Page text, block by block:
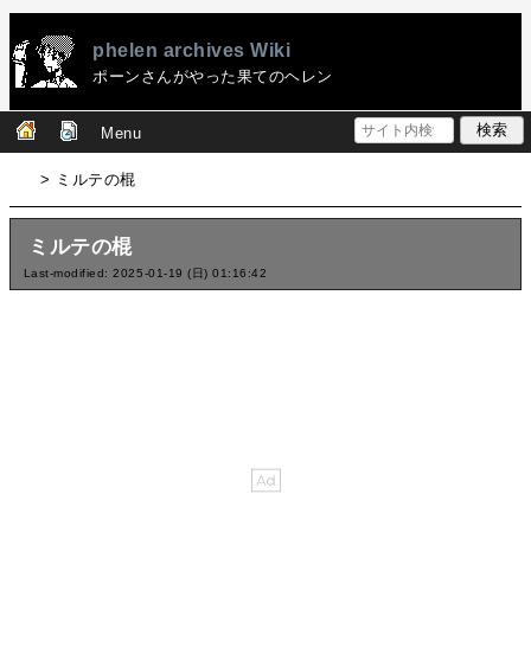
phelen archives Wiki
ポーンさんがやった果てのヘレン
Menu
> ミルテの棍
ミルテの棍
Last-modified: 2025-01-19 (日) 01:16:42